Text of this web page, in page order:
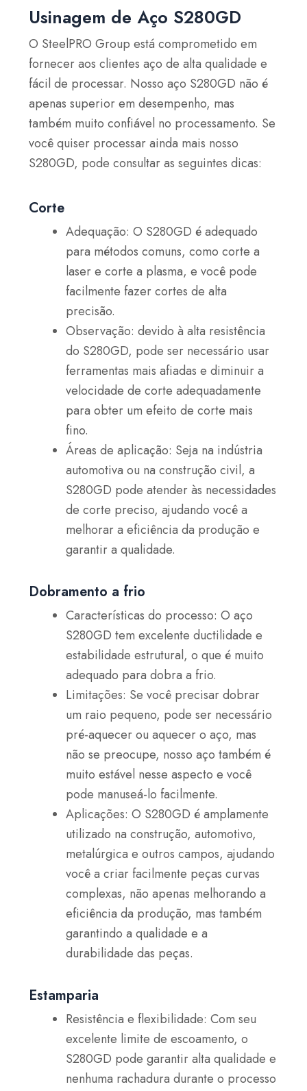
Usinagem de Aço S280GD
O SteelPRO Group está comprometido em
fornecer aos clientes aço de alta qualidade e
fácil de processar. Nosso aço S280GD não é
apenas superior em desempenho, mas
também muito confiável no processamento. Se
você quiser processar ainda mais nosso
S280GD, pode consultar as seguintes dicas:
Corte
Adequação: O S280GD é adequado
para métodos comuns, como corte a
laser e corte a plasma, e você pode
facilmente fazer cortes de alta
precisão.
Observação: devido à alta resistência
do S280GD, pode ser necessário usar
ferramentas mais afiadas e diminuir a
velocidade de corte adequadamente
para obter um efeito de corte mais
fino.
Áreas de aplicação: Seja na indústria
automotiva ou na construção civil, a
S280GD pode atender às necessidades
de corte preciso, ajudando você a
melhorar a eficiência da produção e
garantir a qualidade.
Dobramento a frio
Características do processo: O aço
S280GD tem excelente ductilidade e
estabilidade estrutural, o que é muito
adequado para dobra a frio.
Limitações: Se você precisar dobrar
um raio pequeno, pode ser necessário
pré-aquecer ou aquecer o aço, mas
não se preocupe, nosso aço também é
muito estável nesse aspecto e você
pode manuseá-lo facilmente.
Aplicações: O S280GD é amplamente
utilizado na construção, automotivo,
metalúrgica e outros campos, ajudando
você a criar facilmente peças curvas
complexas, não apenas melhorando a
eficiência da produção, mas também
garantindo a qualidade e a
durabilidade das peças.
Estamparia
Resistência e flexibilidade: Com seu
excelente limite de escoamento, o
S280GD pode garantir alta qualidade e
nenhuma rachadura durante o processo